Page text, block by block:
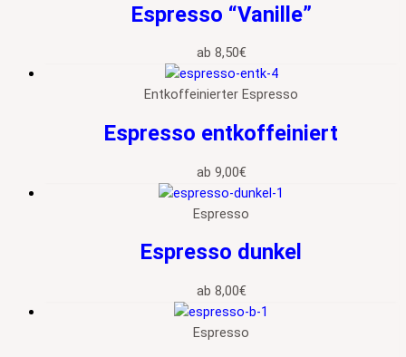
Espresso “Vanille”
ab 8,50€
Entkoffeinierter Espresso
Espresso entkoffeiniert
ab 9,00€
Espresso
Espresso dunkel
ab 8,00€
Espresso